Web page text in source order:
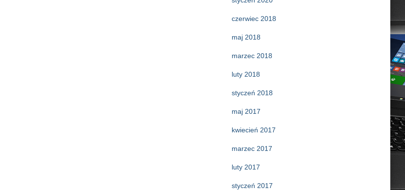
czerwiec 2018
maj 2018
marzec 2018
luty 2018
styczeń 2018
maj 2017
kwiecień 2017
marzec 2017
luty 2017
styczeń 2017